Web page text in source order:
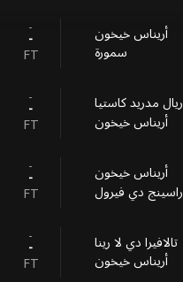
--
FT
أريناس خيخون
سمورة
--
FT
ريال مدريد كاستيا
أريناس خيخون
--
FT
أريناس خيخون
راسينج دي فيرول
--
FT
تالافيرا دي لا رينا
أريناس خيخون